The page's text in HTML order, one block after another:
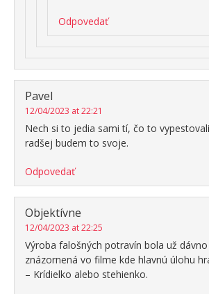
Odpovedať
Pavel
12/04/2023 at 22:21
Nech si to jedia sami tí, čo to
radšej budem to svoje.
Odpovedať
Objektívne
12/04/2023 at 22:25
Výroba falošných potravín bola už dávno
znázornená vo filme kde hlavnú úlohu
– Krídielko alebo stehienko.